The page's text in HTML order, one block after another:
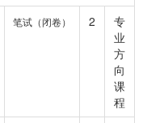
笔试（闭卷） 2
专
业
方
向
课
程